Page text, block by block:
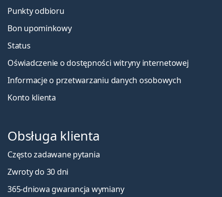
Punkty odbioru
Bon upominkowy
Status
Oświadczenie o dostępności witryny internetowej
Informacje o przetwarzaniu danych osobowych
Konto klienta
Obsługa klienta
Często zadawane pytania
Zwroty do 30 dni
365-dniowa gwarancja wymiany